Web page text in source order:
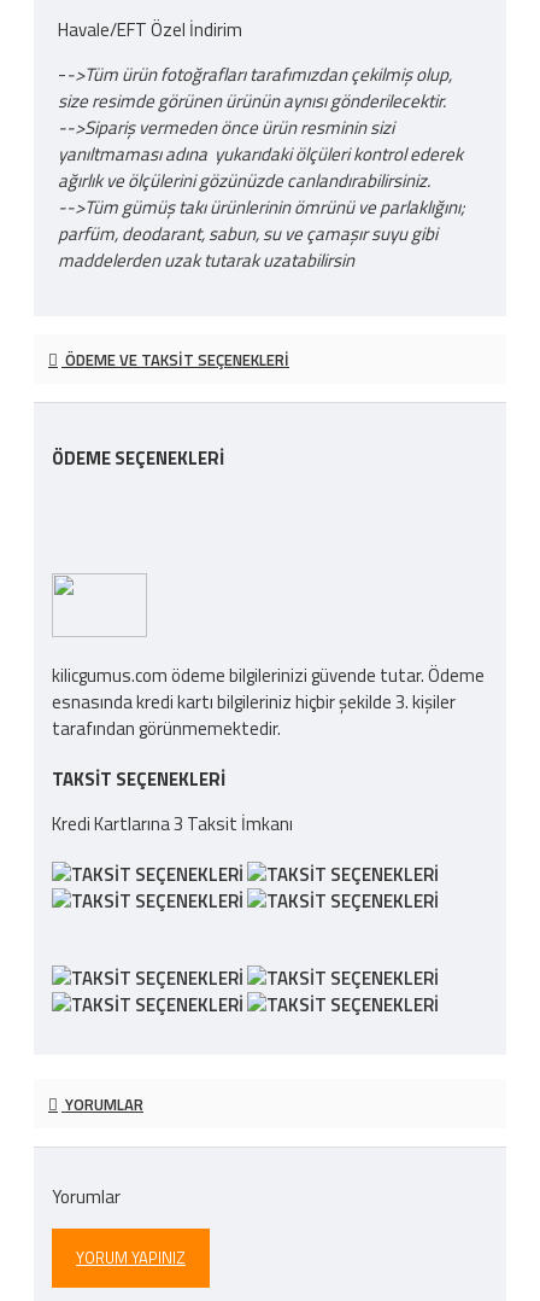
Havale/EFT Özel İndirim
-->Tüm ürün fotoğrafları tarafımızdan çekilmiş olup,
size resimde görünen ürünün aynısı gönderilecektir.
-->Sipariş vermeden önce ürün resminin sizi
yanıltmaması adına yukarıdaki ölçüleri kontrol ederek
ağırlık ve ölçülerini gözünüzde canlandırabilirsiniz.
-->Tüm gümüş takı ürünlerinin ömrünü ve parlaklığını;
parfüm, deodarant, sabun, su ve çamaşır suyu gibi
maddelerden uzak tutarak uzatabilirsin
ÖDEME VE TAKSIT SEÇENEKLERI
ÖDEME SEÇENEKLERI
kilicgumus.com ödeme bilgilerinizi güvende tutar. Ödeme
esnasında kredi kartı bilgileriniz hiçbir şekilde 3. kişiler
tarafından görünmemektedir.
TAKSIT SEÇENEKLERI
Kredi Kartlarına 3 Taksit İmkanı
YORUMLAR
Yorumlar
YORUM YAPINIZ